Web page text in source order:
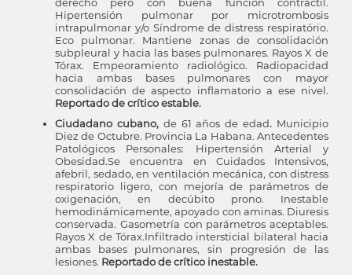
Hipertensión pulmonar por microtrombosis
intrapulmonar y/o Síndrome de distress respiratório.
Eco pulmonar. Mantiene zonas de consolidación
subpleural y hacia las bases pulmonares. Rayos X de
Tórax. Empeoramiento radiológico. Radiopacidad
hacia ambas bases pulmonares con mayor
consolidación de aspecto inflamatorio a ese nivel.
Reportado de crítico estable.
Ciudadano cubano, de 61 años de edad. Municipio
Diez de Octubre. Provincia La Habana. Antecedentes
Patológicos Personales: Hipertensión Arterial y
Obesidad.Se encuentra en Cuidados Intensivos,
afebril, sedado, en ventilación mecánica, con distress
respiratorio ligero, con mejoría de parámetros de
oxigenación, en decúbito prono. Inestable
hemodinámicamente, apoyado con aminas. Diuresis
conservada. Gasometría con parámetros aceptables.
Rayos X de Tórax.Infiltrado intersticial bilateral hacia
ambas bases pulmonares, sin progresión de las
lesiones. Reportado de crítico inestable.